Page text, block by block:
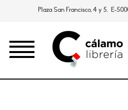
Plaza San Francisco, 4 y 5. E-